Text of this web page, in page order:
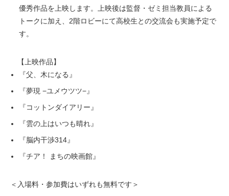
優秀作品を上映します。上映後は監督・ゼミ担当教員による
トークに加え、2階ロビーにて高校生との交流会も実施予定で
す。
【上映作品】
『父、木になる』
『夢現 −ユメウツツ−』
『コットンダイアリー』
『雲の上はいつも晴れ』
『脳内干渉314』
『チア！ まちの映画館』
＜入場料・参加費はいずれも無料です＞